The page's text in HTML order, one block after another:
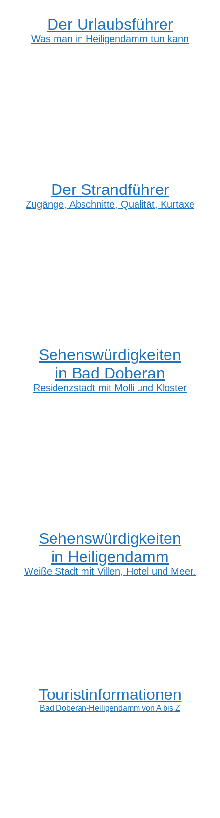
Der Urlaubsführer
Was man in Heiligendamm tun kann
Der Strandführer
Zugänge, Abschnitte, Qualität, Kurtaxe
Sehenswürdigkeiten
in Bad Doberan
Residenzstadt mit Molli und Kloster
Sehenswürdigkeiten
in Heiligendamm
Weiße Stadt mit Villen, Hotel und Meer.
Touristinformationen
Bad Doberan-Heiligendamm von A bis Z